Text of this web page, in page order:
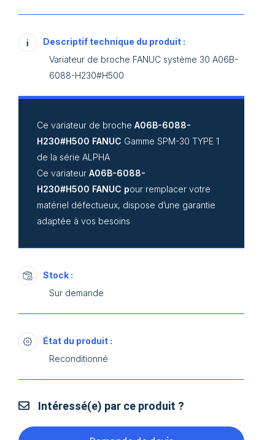
Descriptif technique du produit :
Variateur de broche FANUC système 30 A06B-
6088-H230#H500
Ce variateur de broche A06B-6088-
H230#H500 FANUC Gamme SPM-30 TYPE 1
de la série ALPHA
Ce variateur A06B-6088-
H230#H500 FANUC pour remplacer votre
matériel défectueux, dispose d’une garantie
adaptée à vos besoins
Stock :
Sur demande
État du produit :
Reconditionné
Intéressé(e) par ce produit ?